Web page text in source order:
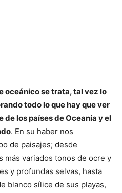
oceánico se trata, tal vez lo
todo lo que hay que ver
de los países de Oceanía y el
. En su haber nos
de paisajes; desde
más variados tonos de ocre y
y profundas selvas, hasta
blanco sílice de sus playas,